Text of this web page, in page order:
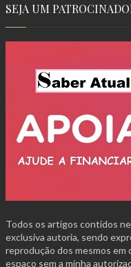
SEJA UM
Todos os artigos contidos
exclusiva autoria, sendo
reprodução dos mesmos em
espaço sem a minha